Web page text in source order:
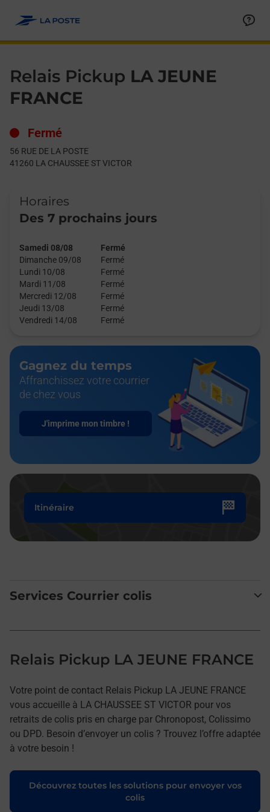
Relais Pickup LA JEUNE
FRANCE
Fermé
56 RUE DE LA POSTE
41260 LA CHAUSSEE ST VICTOR
Horaires
Des 7 prochains jours
Samedi 08/08
Fermé
Dimanche 09/08
Fermé
Lundi 10/08
Fermé
Mardi 11/08
Fermé
Mercredi 12/08
Fermé
Jeudi 13/08
Fermé
Vendredi 14/08
Fermé
Gagnez du temps
Affranchissez votre courrier
de chez vous
J'imprime mon timbre !
Itinéraire
Services Courrier colis
Relais Pickup LA JEUNE FRANCE
Votre point de contact Relais Pickup LA JEUNE FRANCE
vous accueille à LA CHAUSSEE ST VICTOR pour vos
retraits de colis pris en charge par Chronopost, Colissimo
ou DPD. Besoin d’envoyer un colis ? Trouvez l’offre adaptée
à votre besoin !
Découvrez toutes les solutions pour envoyer vos
colis